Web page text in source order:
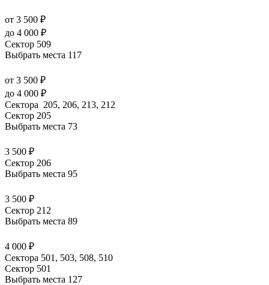
от 3 500 ₽
до 4 000 ₽
Сектор 509
Выбрать места 117
от 3 500 ₽
до 4 000 ₽
Сектора 205, 206, 213, 212
Сектор 205
Выбрать места 73
3 500 ₽
Сектор 206
Выбрать места 95
3 500 ₽
Сектор 212
Выбрать места 89
4 000 ₽
Сектора 501, 503, 508, 510
Сектор 501
Выбрать места 127